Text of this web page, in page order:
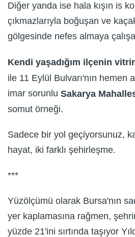
Diğer yanda ise hala kışın is
çıkmazlarıyla boğuşan ve
gölgesinde nefes almaya
Kendi yaşadığım ilçenin
ile 11 Eylül Bulvarı'nın hemen
imar sorunlu Sakarya
somut örneği.
Sadece bir yol geçiyorsunuz,
hayat, iki farklı şehirleşme.
***
Yüzölçümü olarak Bursa'nın
yer kaplamasına rağmen,
yüzde 21'ini sırtında taşıyor